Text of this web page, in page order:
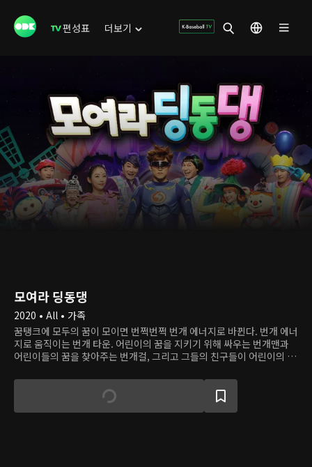
편성표 더보기
모여라 딩동댕
2020 • All • 가족
꿈탱크에 모두의 꿈이 모이면 번쩍번쩍 번개 에너지로 바뀐다. 번개 에너
지로 움직이는 번개 타운. 어린이의 꿈을 지키기 위해 싸우는 번개맨과
어린이들의 꿈을 찾아주는 번개걸, 그리고 그들의 친구들이 어린이의 꿈